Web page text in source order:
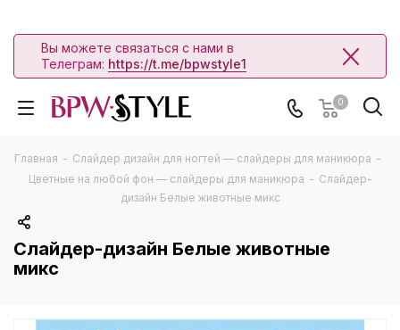
Вы можете связаться с нами в
Телеграм: https://t.me/bpwstyle1
0
Главная - Слайдер дизайн для ногтей — слайдеры для маникюра -
Цветные на любой фон — слайдеры для маникюра - Слайдер-
дизайн Белые животные микс
Слайдер-дизайн Белые животные
микс